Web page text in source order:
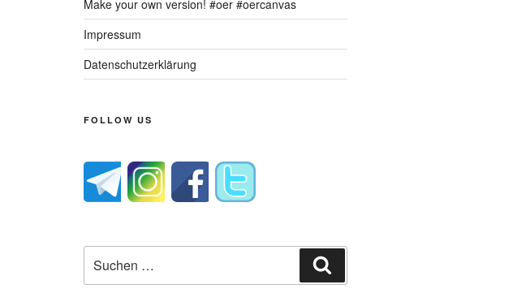
Make your own version! #oer #oercanvas
Impressum
Datenschutzerklärung
FOLLOW US
nach: